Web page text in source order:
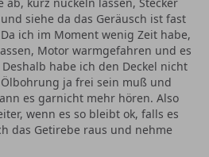
siehe da das Geräusch ist fast
ich im Moment wenig Zeit habe,
Motor warmgefahren und es
habe ich den Deckel nicht
ja frei sein muß und
es garnicht mehr hören. Also
wenn es so bleibt ok, falls es
das Getirebe raus und nehme